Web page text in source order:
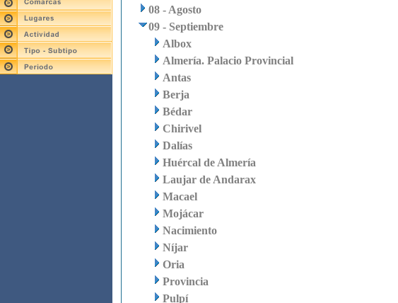
08 - Agosto
09 - Septiembre
Albox
Almería. Palacio Provincial
Antas
Berja
Bédar
Chirivel
Dalías
Huércal de Almería
Laujar de Andarax
Macael
Mojácar
Nacimiento
Níjar
Oria
Provincia
Pulpí